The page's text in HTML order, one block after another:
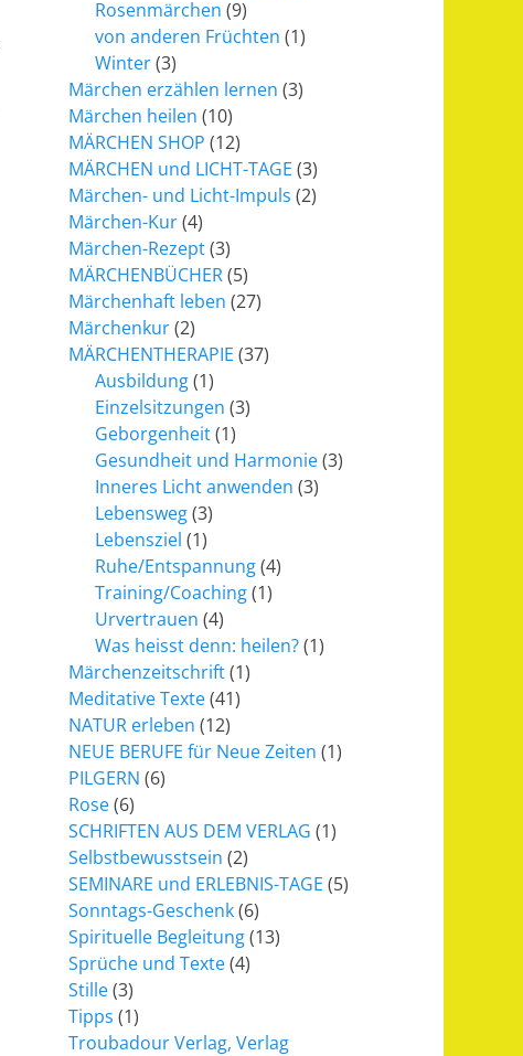
Rosenmärchen (9)
von anderen Früchten (1)
Winter(3)
Märchen erzählen lernen (3)
Märchen heilen (10)
MÄRCHEN SHOP (12)
MÄRCHEN und LICHT-TAGE (3)
Märchen- und Licht-Impuls (2)
Märchen-Kur(4)
Märchen-Rezept(3)
MÄRCHENBÜCHER(5)
Märchenhaft leben (27)
Märchenkur(2)
MÄRCHENTHERAPIE (37)
Ausbildung(1)
Einzelsitzungen (3)
Geborgenheit(1)
Gesundheit und Harmonie(3)
Inneres Licht anwenden (3)
Lebensweg(3)
Lebensziel (1)
Ruhe/Entspannung(4)
Training/Coaching(1)
Urvertrauen (4)
Was heisst denn: heilen?(1)
Märchenzeitschrift(1)
Meditative Texte(41)
NATUR erleben (12)
NEUE BERUFE für Neue Zeiten (1)
PILGERN (6)
Rose(6)
SCHRIFTEN AUS DEM VERLAG (1)
Selbstbewusstsein (2)
SEMINARE und ERLEBNIS-TAGE (5)
Sonntags-Geschenk(6)
Spirituelle Begleitung(13)
Sprüche und Texte(4)
Stille(3)
Tipps (1)
Troubadour Verlag, Verlag